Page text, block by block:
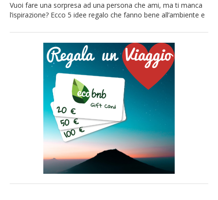
Vuoi fare una sorpresa ad una persona che ami, ma ti manca
l’ispirazione? Ecco 5 idee regalo che fanno bene all’ambiente e
un’occasione speciale? Perché non puntare su un dono eco-
friendly? Oltre a rispettare l’ambiente, potrai lanciare un
messaggio positivo a chi lo riceve […]